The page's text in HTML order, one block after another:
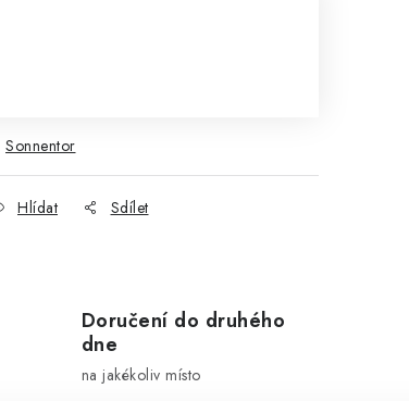
Sonnentor
Hlídat Sdílet
Doručení do druhého
dne
na jakékoliv místo